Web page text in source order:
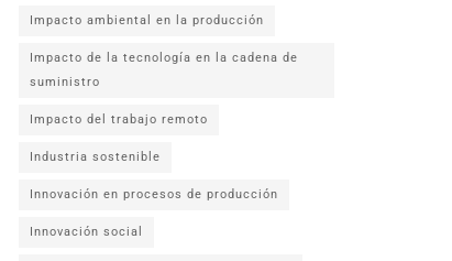
Impacto ambiental en la producción
Impacto de la tecnología en la cadena de
suministro
Impacto del trabajo remoto
Industria sostenible
Innovación en procesos de producción
Innovación social